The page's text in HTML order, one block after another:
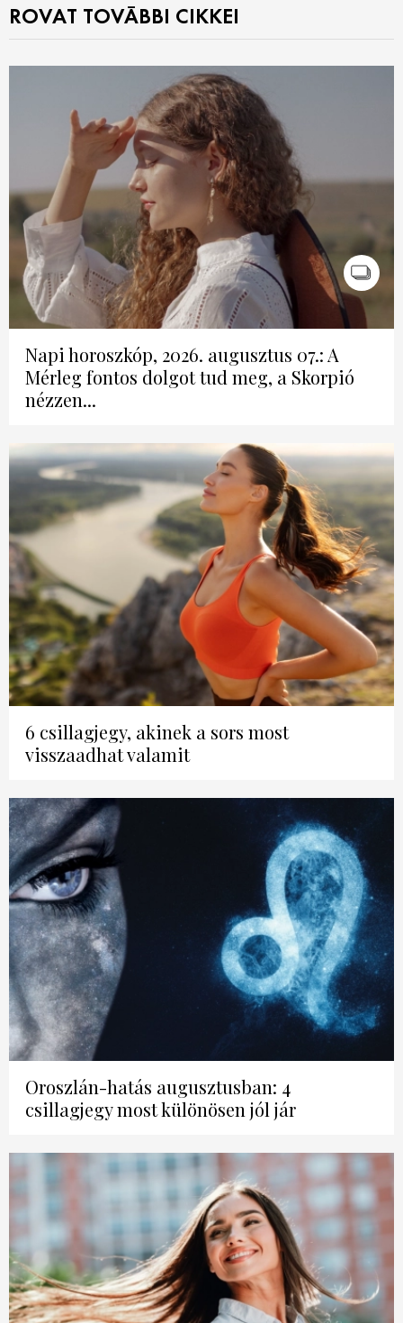
ROVAT TOVÁBBI CIKKEI
Napi horoszkóp, 2026. augusztus 07.: A
Mérleg fontos dolgot tud meg, a Skorpió
nézzen...
6 csillagjegy, akinek a sors most
visszaadhat valamit
Oroszlán-hatás augusztusban: 4
csillagjegy most különösen jól jár